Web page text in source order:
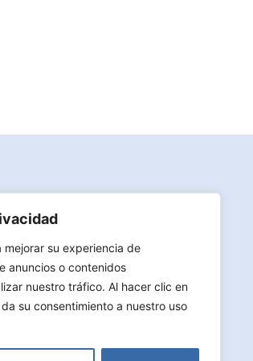
mejorar su experiencia de
anuncios o contenidos
nuestro tráfico. Al hacer clic en
su consentimiento a nuestro uso
de privacidad